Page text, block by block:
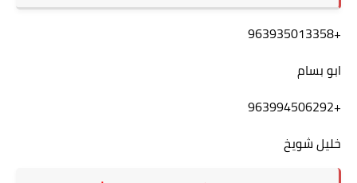
+963935013358
ابو بسام
+963994506292
خليل شويخ